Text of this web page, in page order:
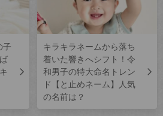
子
キラキラネームから落ち
着いた響きへシフト！令
和男子の特大命名トレン
ド【と止めネーム】人気
の名前は？